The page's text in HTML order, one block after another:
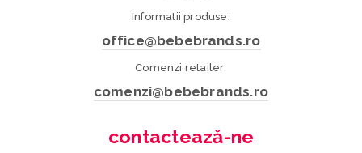
Informatii produse:
office@bebebrands.ro
Comenzi retailer:
comenzi@bebebrands.ro
contactează-ne